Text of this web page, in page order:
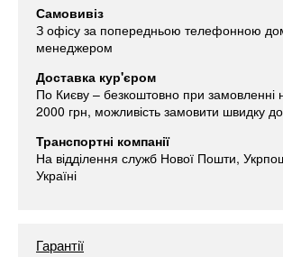
Самовивіз
З офісу за попередньою телефонною
менеджером
Доставка кур'єром
По Києву – безкоштовно при замовленні
2000 грн, можливість замовити швидку
Транспортні компанії
На відділення служб Нової Пошти,
Україні
Гарантії